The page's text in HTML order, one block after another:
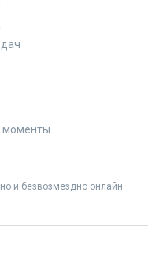
моменты
и безвозмездно онлайн.